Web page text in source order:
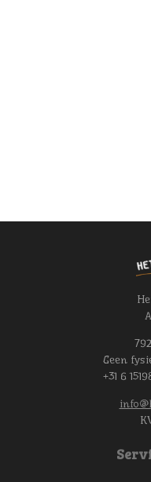
Geen
+31 6